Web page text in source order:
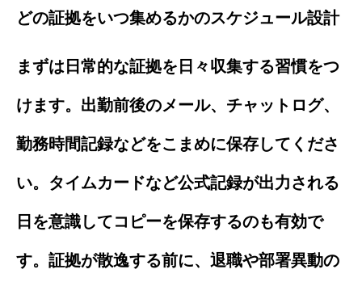
どの証拠をいつ集めるかのスケジュール設計
まずは日常的な証拠を日々収集する習慣をつ
けます。出勤前後のメール、チャットログ、
勤務時間記録などをこまめに保存してくださ
い。タイムカードなど公式記録が出力される
日を意識してコピーを保存するのも有効で
す。証拠が散逸する前に、退職や部署異動の